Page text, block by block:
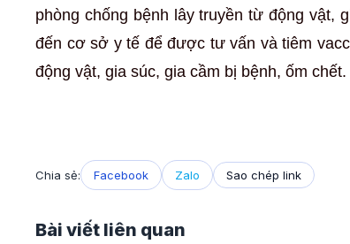
phòng chống bệnh lây truyền từ động vật,
đến cơ sở y tế để được tư vấn và tiêm
động vật, gia súc, gia cầm bị bệnh, ốm chết.
Chia sẻ: Facebook Zalo Sao chép link
Bài viết liên quan